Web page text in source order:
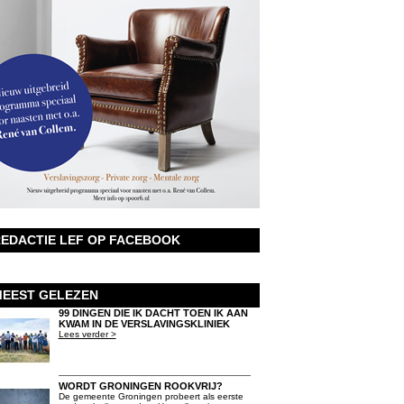
LEF OP FACEBOOK
GELEZEN
99 DINGEN DIE IK DACHT TOEN IK AAN
KWAM IN DE VERSLAVINGSKLINIEK
Lees verder >
WORDT GRONINGEN ROOKVRIJ?
De gemeente Groningen probeert als eerste